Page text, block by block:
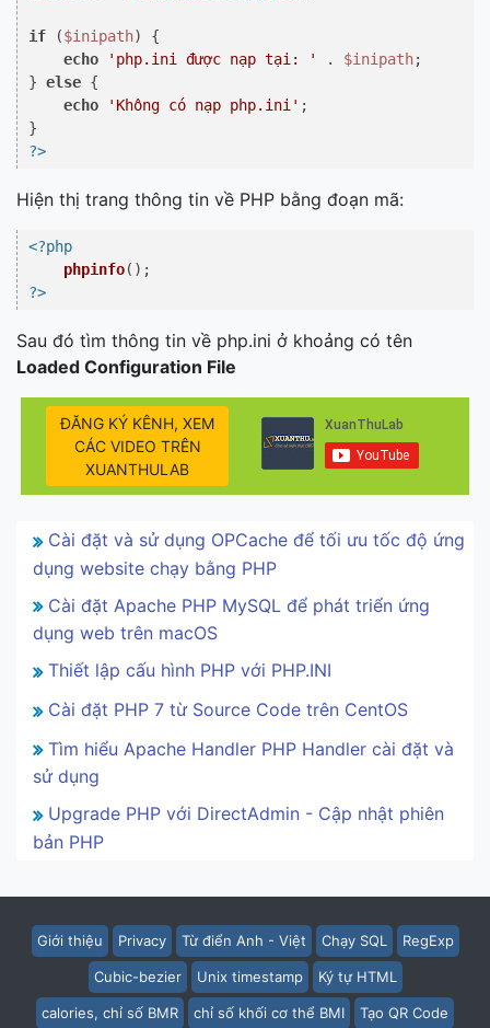
if ($inipath) {
echo
'php.ini được nạp tại: ' . $inipath;
} else {
echo
'Không có nạp php.ini' ;
?>
Hiện thị trang thông tin về PHP bằng đoạn mã:
<?php
phpinfo
?>
Sau đó tìm thông tin về php.ini ở khoảng có tên
Loaded Configuration File
ĐĂNG KÝ KÊNH, XEM
CÁC VIDEO TRÊN
XUANTHULAB
Cài đặt và sử dụng OPCache để tối ưu tốc độ ứng
dụng website chạy bằng PHP
Cài đặt Apache PHP MySQL để phát triển ứng
dụng web trên macOS
Thiết lập cấu hình PHP với PHP.INI
Cài đặt PHP 7 từ Source Code trên CentOS
Tìm hiểu Apache Handler PHP Handler cài đặt và
sử dụng
Upgrade PHP với DirectAdmin - Cập nhật phiên
bản PHP
Giới thiệu Privacy Từ điển Anh - Việt Chạy SQL RegExp
Cubic-bezier Unix timestamp Ký tự HTML
calories, chỉ số BMR chỉ số khối cơ thể BMI Tạo QR Code